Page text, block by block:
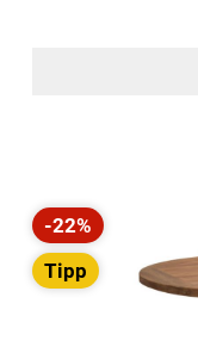
Rabatt
-22%
Tipp